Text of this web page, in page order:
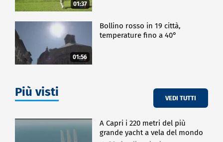
01:37
01:56
Bollino rosso in 19 città,
temperature fino a 40°
Più visti VEDI TUTTI
A Capri i 220 metri del più
grande yacht a vela del mondo